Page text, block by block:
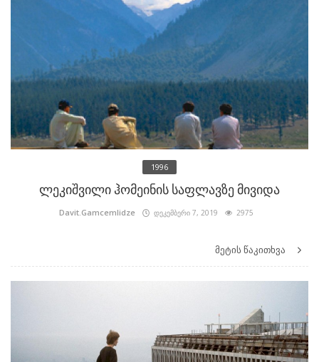
1996
ლეკიშვილი ჰომეინის საფლავზე მივიდა
Davit.Gamcemlidze დეკემბერი 7, 2019 2975
მეტის წაკითხვა